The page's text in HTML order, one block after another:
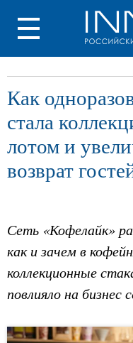
Как
стала
лотом и
возврат
Сеть «Кофелайк»
как и зачем в
коллекционные
повлияло на бизнес